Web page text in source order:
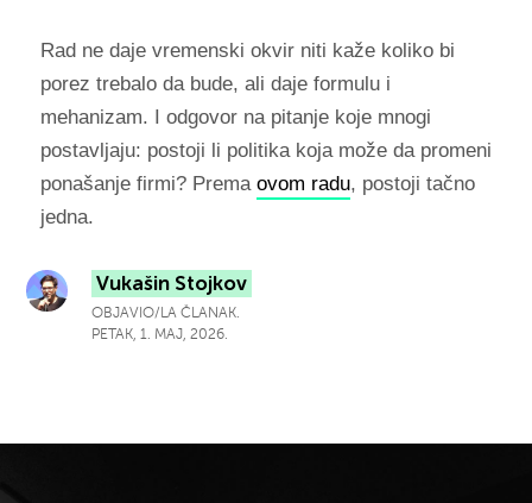
Rad ne daje vremenski okvir niti kaže koliko bi
porez trebalo da bude, ali daje formulu i
mehanizam. I odgovor na pitanje koje mnogi
postavljaju: postoji li politika koja može da promeni
ponašanje firmi? Prema ovom radu, postoji tačno
jedna.
Vukašin Stojkov
OBJAVIO/LA ČLANAK.
PETAK, 1. MAJ, 2026.